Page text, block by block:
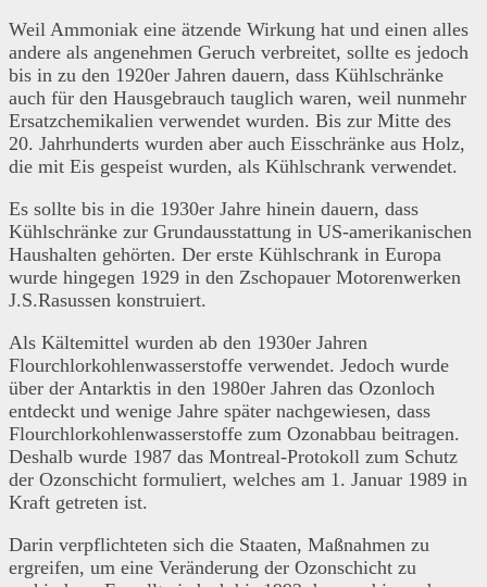
Weil Ammoniak eine ätzende Wirkung hat und einen alles
andere als angenehmen Geruch verbreitet, sollte es jedoch
bis in zu den 1920er Jahren dauern, dass Kühlschränke
auch für den Hausgebrauch tauglich waren, weil nunmehr
Ersatzchemikalien verwendet wurden. Bis zur Mitte des
20. Jahrhunderts wurden aber auch Eisschränke aus Holz,
die mit Eis gespeist wurden, als Kühlschrank verwendet.
Es sollte bis in die 1930er Jahre hinein dauern, dass
Kühlschränke zur Grundausstattung in US-amerikanischen
Haushalten gehörten. Der erste Kühlschrank in Europa
wurde hingegen 1929 in den Zschopauer Motorenwerken
J.S.Rasussen konstruiert.
Als Kältemittel wurden ab den 1930er Jahren
Flourchlorkohlenwasserstoffe verwendet. Jedoch wurde
über der Antarktis in den 1980er Jahren das Ozonloch
entdeckt und wenige Jahre später nachgewiesen, dass
Flourchlorkohlenwasserstoffe zum Ozonabbau beitragen.
Deshalb wurde 1987 das Montreal-Protokoll zum Schutz
der Ozonschicht formuliert, welches am 1. Januar 1989 in
Kraft getreten ist.
Darin verpflichteten sich die Staaten, Maßnahmen zu
ergreifen, um eine Veränderung der Ozonschicht zu